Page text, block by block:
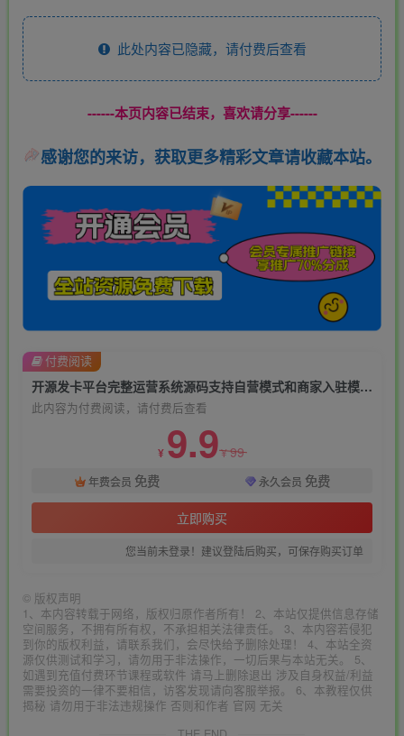
此处内容已隐藏，请付费后查看
------本页内容已结束，喜欢请分享------
感谢您的来访，获取更多精彩文章请收藏本站。
开源发卡平台完整运营系统源码支持自营模式和商家入驻模式+搭建视频教程
此内容为付费阅读，请付费后查看
¥ 9.9¥99
年费会员 免费 永久会员 免费
立即购买
您当前未登录！建议登陆后购买，可保存购买订单
付费阅读
© 版权声明
1、本内容转载于网络，版权归原作者所有！ 2、本站仅提供信息存储
空间服务，不拥有所有权，不承担相关法律责任。 3、本内容若侵犯
到你的版权利益，请联系我们，会尽快给予删除处理！ 4、本站全资
源仅供测试和学习，请勿用于非法操作，一切后果与本站无关。 5、
如遇到充值付费环节课程或软件 请马上删除退出 涉及自身权益/利益
需要投资的一律不要相信，访客发现请向客服举报。 6、本教程仅供
揭秘 请勿用于非法违规操作 否则和作者 官网 无关